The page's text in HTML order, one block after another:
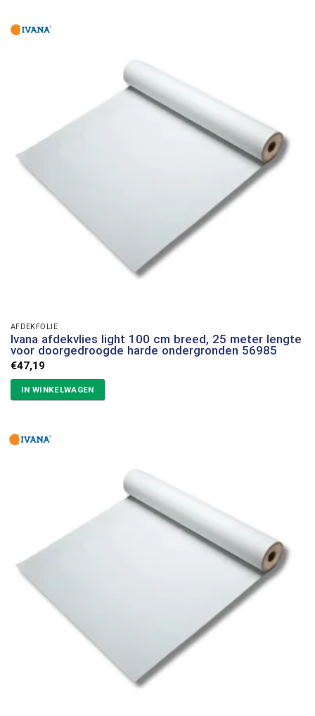
AFDEKFOLIE
Ivana afdekvlies light 100 cm breed, 25 meter lengte
voor doorgedroogde harde ondergronden 56985
€47,19
IN WINKELWAGEN